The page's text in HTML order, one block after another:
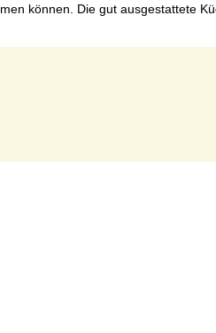
können. Die gut ausgestattete